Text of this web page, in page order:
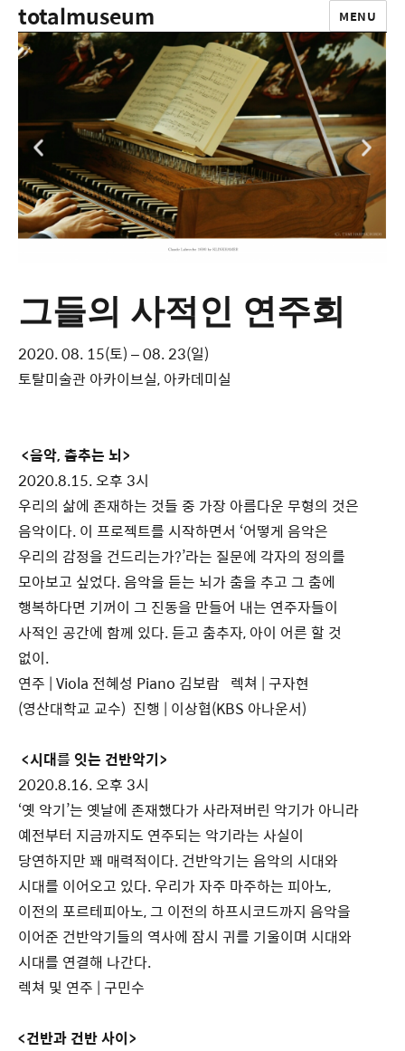
totalmuseum MENU
그들의 사적인 연주회
2020. 08. 15(토) – 08. 23(일)
토탈미술관 아카이브실, 아카데미실
<음악, 춤추는 뇌>
2020.8.15. 오후 3시
우리의 삶에 존재하는 것들 중 가장 아름다운 무형의 것은
음악이다. 이 프로젝트를 시작하면서 ‘어떻게 음악은
우리의 감정을 건드리는가?’라는 질문에 각자의 정의를
모아보고 싶었다. 음악을 듣는 뇌가 춤을 추고 그 춤에
행복하다면 기꺼이 그 진동을 만들어 내는 연주자들이
사적인 공간에 함께 있다. 듣고 춤추자, 아이 어른 할 것
없이.
연주 | Viola 전혜성 Piano 김보람 렉쳐 | 구자현
(영산대학교 교수) 진행 | 이상협(KBS 아나운서)
<시대를 잇는 건반악기>
2020.8.16. 오후 3시
‘옛 악기’는 옛날에 존재했다가 사라져버린 악기가 아니라
예전부터 지금까지도 연주되는 악기라는 사실이
당연하지만 꽤 매력적이다. 건반악기는 음악의 시대와
시대를 이어오고 있다. 우리가 자주 마주하는 피아노,
이전의 포르테피아노, 그 이전의 하프시코드까지 음악을
이어준 건반악기들의 역사에 잠시 귀를 기울이며 시대와
시대를 연결해 나간다.
렉쳐 및 연주 | 구민수
<건반과 건반 사이>